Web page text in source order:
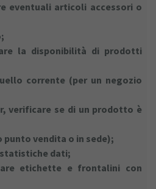
eventuali articoli accessori o
la disponibilità di prodotti
corrente (per un negozio
verificare se di un prodotto è
punto vendita o in sede);
dati;
etichette e frontalini con